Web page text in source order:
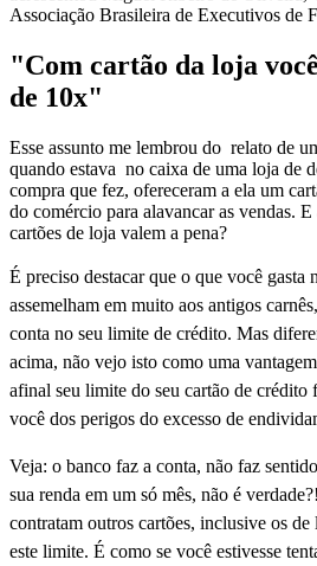
Associação Brasileira de Executivos de
"Com cartão da loja
de 10x"
Esse assunto me lembrou do relato de
quando estava no caixa de uma loja de
compra que fez, ofereceram a ela um
do comércio para alavancar as vendas.
cartões de loja valem a pena?
É preciso destacar que o que você gasta
assemelham em muito aos antigos
conta no seu limite de crédito. Mas
acima, não vejo isto como uma
afinal seu limite do seu cartão de crédito
você dos perigos do excesso de
Veja: o banco faz a conta, não faz
sua renda em um só mês, não é
contratam outros cartões, inclusive os
este limite. É como se você estivesse